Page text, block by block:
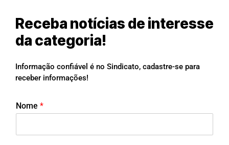
Receba notícias de interesse
da categoria!
Informação confiável é no Sindicato, cadastre-se para
receber informações!
Nome *